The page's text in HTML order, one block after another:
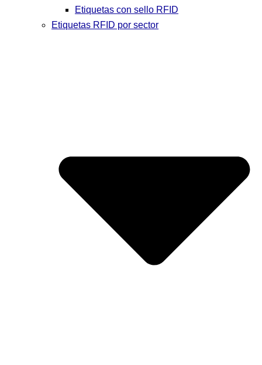
Etiquetas con sello RFID
Etiquetas RFID por sector